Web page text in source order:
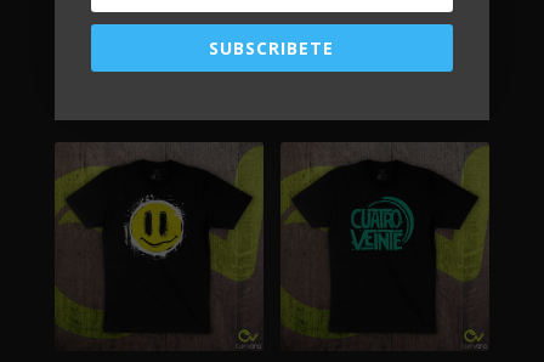
80.00 + tax
Es alergia
$25.00 + tax
SUBSCRIBETE